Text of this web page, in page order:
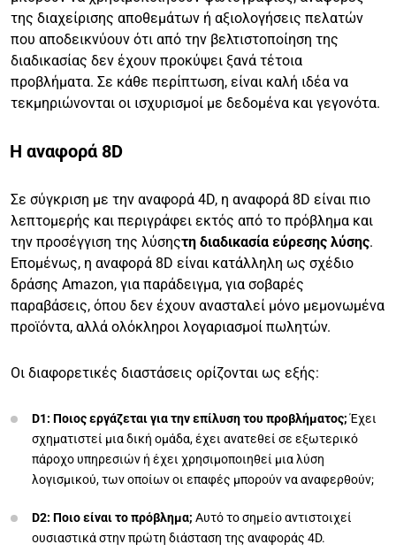
της διαχείρισης αποθεμάτων ή αξιολογήσεις πελατών
που αποδεικνύουν ότι από την βελτιστοποίηση της
διαδικασίας δεν έχουν προκύψει ξανά τέτοια
προβλήματα. Σε κάθε περίπτωση, είναι καλή ιδέα να
τεκμηριώνονται οι ισχυρισμοί με δεδομένα και γεγονότα.
Η αναφορά 8D
Σε σύγκριση με την αναφορά 4D, η αναφορά 8D είναι πιο
λεπτομερής και περιγράφει εκτός από το πρόβλημα και
την προσέγγιση της λύσηςτη διαδικασία εύρεσης λύσης.
Επομένως, η αναφορά 8D είναι κατάλληλη ως σχέδιο
δράσης Amazon, για παράδειγμα, για σοβαρές
παραβάσεις, όπου δεν έχουν ανασταλεί μόνο μεμονωμένα
προϊόντα, αλλά ολόκληροι λογαριασμοί πωλητών.
Οι διαφορετικές διαστάσεις ορίζονται ως εξής:
D1: Ποιος εργάζεται για την επίλυση του προβλήματος;Έχει
σχηματιστεί μια δική ομάδα, έχει ανατεθεί σε εξωτερικό
πάροχο υπηρεσιών ή έχει χρησιμοποιηθεί μια λύση
λογισμικού, των οποίων οι επαφές μπορούν να αναφερθούν;
D2: Ποιο είναι το πρόβλημα; Αυτό το σημείο αντιστοιχεί
ουσιαστικά στην πρώτη διάσταση της αναφοράς 4D.